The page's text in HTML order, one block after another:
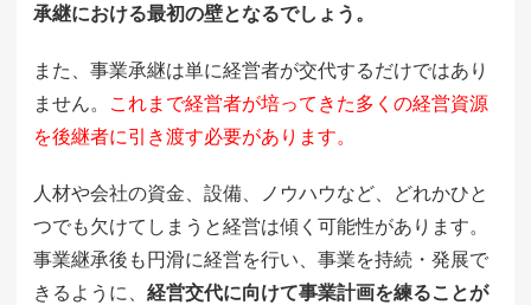
承継における最初の壁となるでしょう。
また、事業承継は単に経営者が交代するだけではあり
ません。
これまで経営者が培ってきた多くの経営資源
を後継者に引き渡す必要があります。
人材や会社の資金、設備、ノウハウなど、どれかひと
つでも欠けてしまうと経営は傾く可能性があります。
事業継承後も円滑に経営を行い、事業を持続・発展で
きるように、 経営交代に向けて事業計画を練ることが